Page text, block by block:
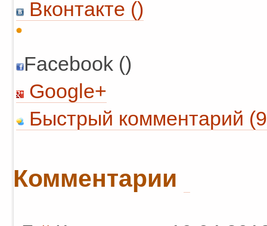
Вконтакте ()
Facebook ()
Google+
Быстрый комментарий
Комментарии